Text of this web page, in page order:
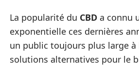
La popularité du CBD a connu
exponentielle ces dernières
un public toujours plus large à
solutions alternatives pour le